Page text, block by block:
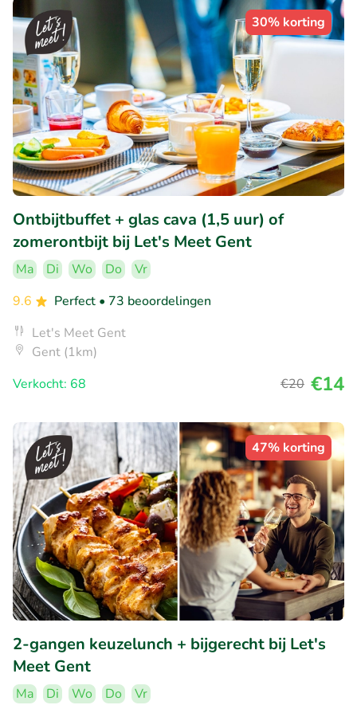
30% korting
Ontbijtbuffet + glas cava (1,5 uur) of
zomerontbijt bij Let's Meet Gent
Ma Di Wo Do
Vr
9.6
Perfect • 73 beoordelingen
Let's Meet Gent
Gent (1km)
Verkocht: 68
€20 €14
47% korting
2-gangen keuzelunch + bijgerecht bij Let's
Meet Gent
Ma Di Wo Do
Vr